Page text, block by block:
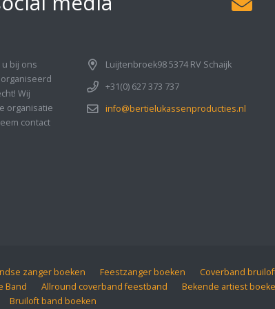
bij ons
Wij
organisatie
contact
Luijtenbroek98 5374 RV Schaijk
+31(0) 627 373 737
info@bertielukassenproducties.nl
zanger boeken Feestzanger boeken Coverband
Band Allround coverband feestband Bekende artiest
Bruiloft band boeken